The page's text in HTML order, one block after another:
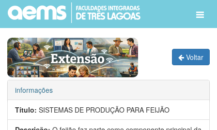
Voltar
informações
Título: SISTEMAS DE PRODUÇÃO PARA FEIJÃO